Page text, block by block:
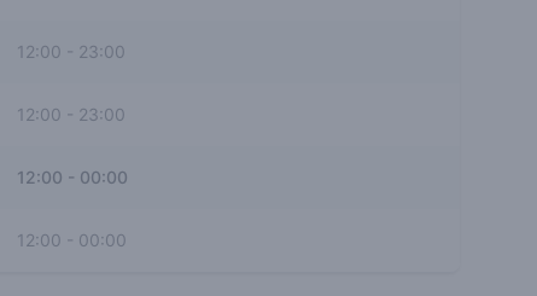
12:00 23:00
12:00 - 23:00
12:00 - 00:00
12:00 - 00:00